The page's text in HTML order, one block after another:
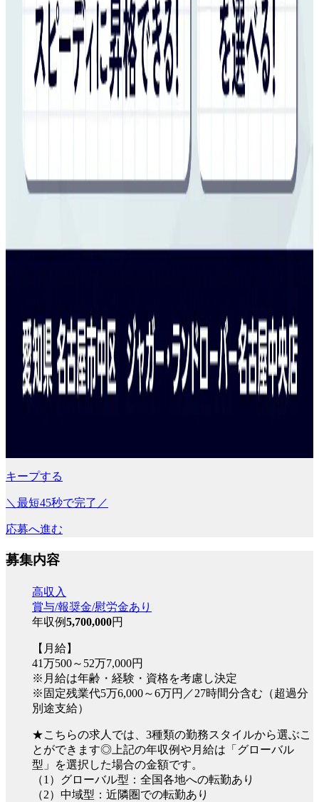
キープする
＼最短45秒で完了／
応募へ進む
募集内容
高収入
賞与/報奨金/慰労金あり
年収例5,700,000円
【月給】
41万500～52万7,000円
※月給は年齢・経験・資格を考慮し決定
※固定残業代5万6,000～6万円／27時間分含む（超過分
別途支給）
★こちらの求人では、3種類の勤務スタイルから選ぶこ
とができます◎上記の年収例や月給は「グローバル
型」を選択した場合の金額です。
（1）グローバル型：全国各地への転勤あり
（2）中域型：近隣圏での転勤あり